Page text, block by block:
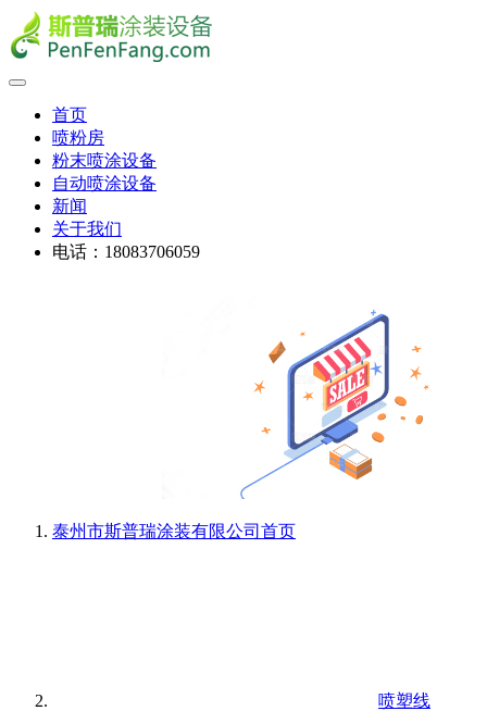
首页
喷粉房
粉末喷涂设备
自动喷涂设备
新闻
关于我们
电话：18083706059
泰州市斯普瑞涂装有限公司 首页
喷塑线